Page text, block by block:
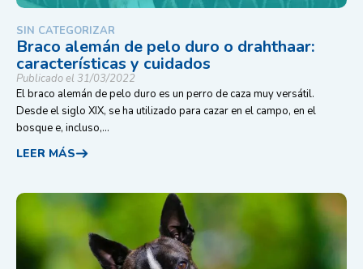
SIN CATEGORIZAR
Braco alemán de pelo duro o drahthaar:
características y cuidados
Publicado el 31/03/2022
El braco alemán de pelo duro es un perro de caza muy versátil.
Desde el siglo XIX, se ha utilizado para cazar en el campo, en el
bosque e, incluso,...
LEER MÁS